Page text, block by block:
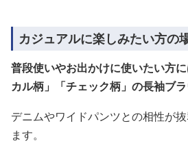
カジュアルに楽しみたい方の
普段使いやお出かけに使いたい方
カル柄」「チェック柄」の長袖ブラ
デニムやワイドパンツとの相性が
ます。